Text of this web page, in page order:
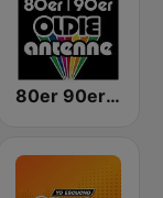
80er 90er OLDIE ANTENNE